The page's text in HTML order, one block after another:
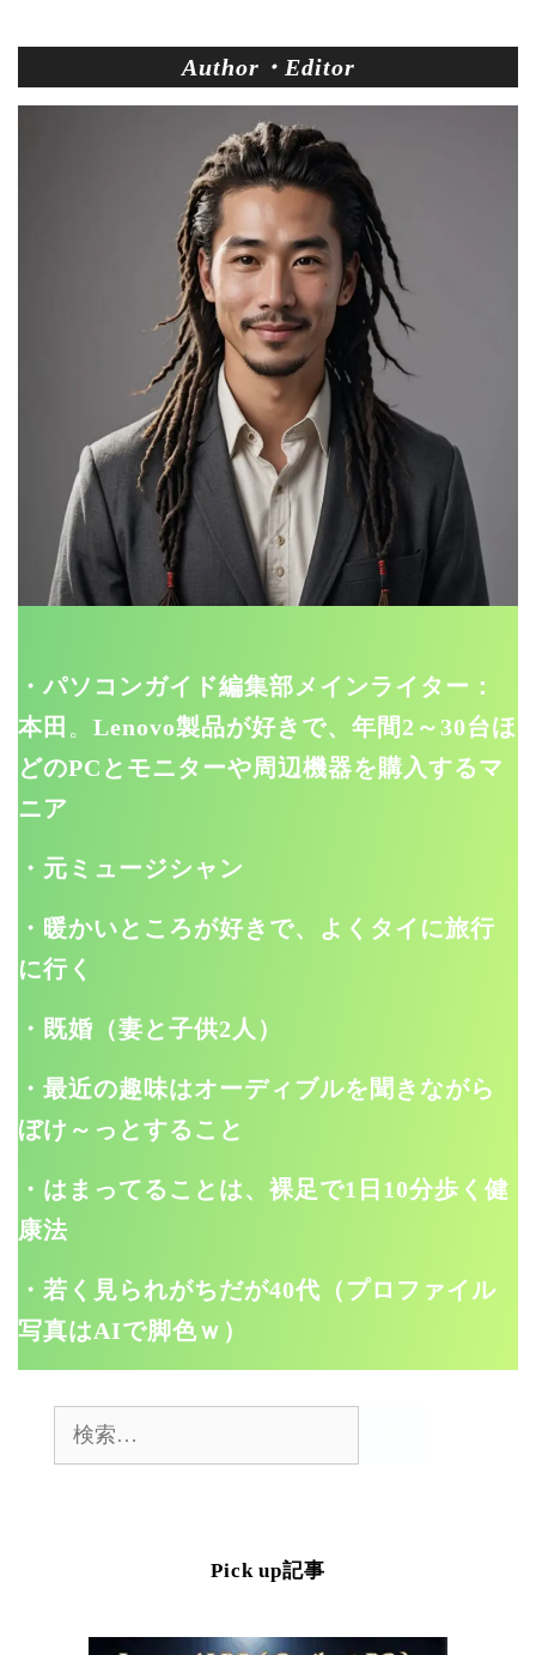
Author・Editor
・パソコンガイド編集部メインライター：
本田 。 Lenovo製品が好きで、年間2～30台ほ
どのPCとモニターや周辺機器を購入するマ
ニア
・元ミュージシャン
・暖かいところが好きで、よくタイに旅行
に行く
・既婚（妻と子供2人）
・最近の趣味はオーディブルを聞きながら
ぼけ～っとすること
・はまってることは、裸足で1日10分歩く健
康法
・若く見られがちだが40代（プロファイル
写真はAIで脚色ｗ）
Pick up記事